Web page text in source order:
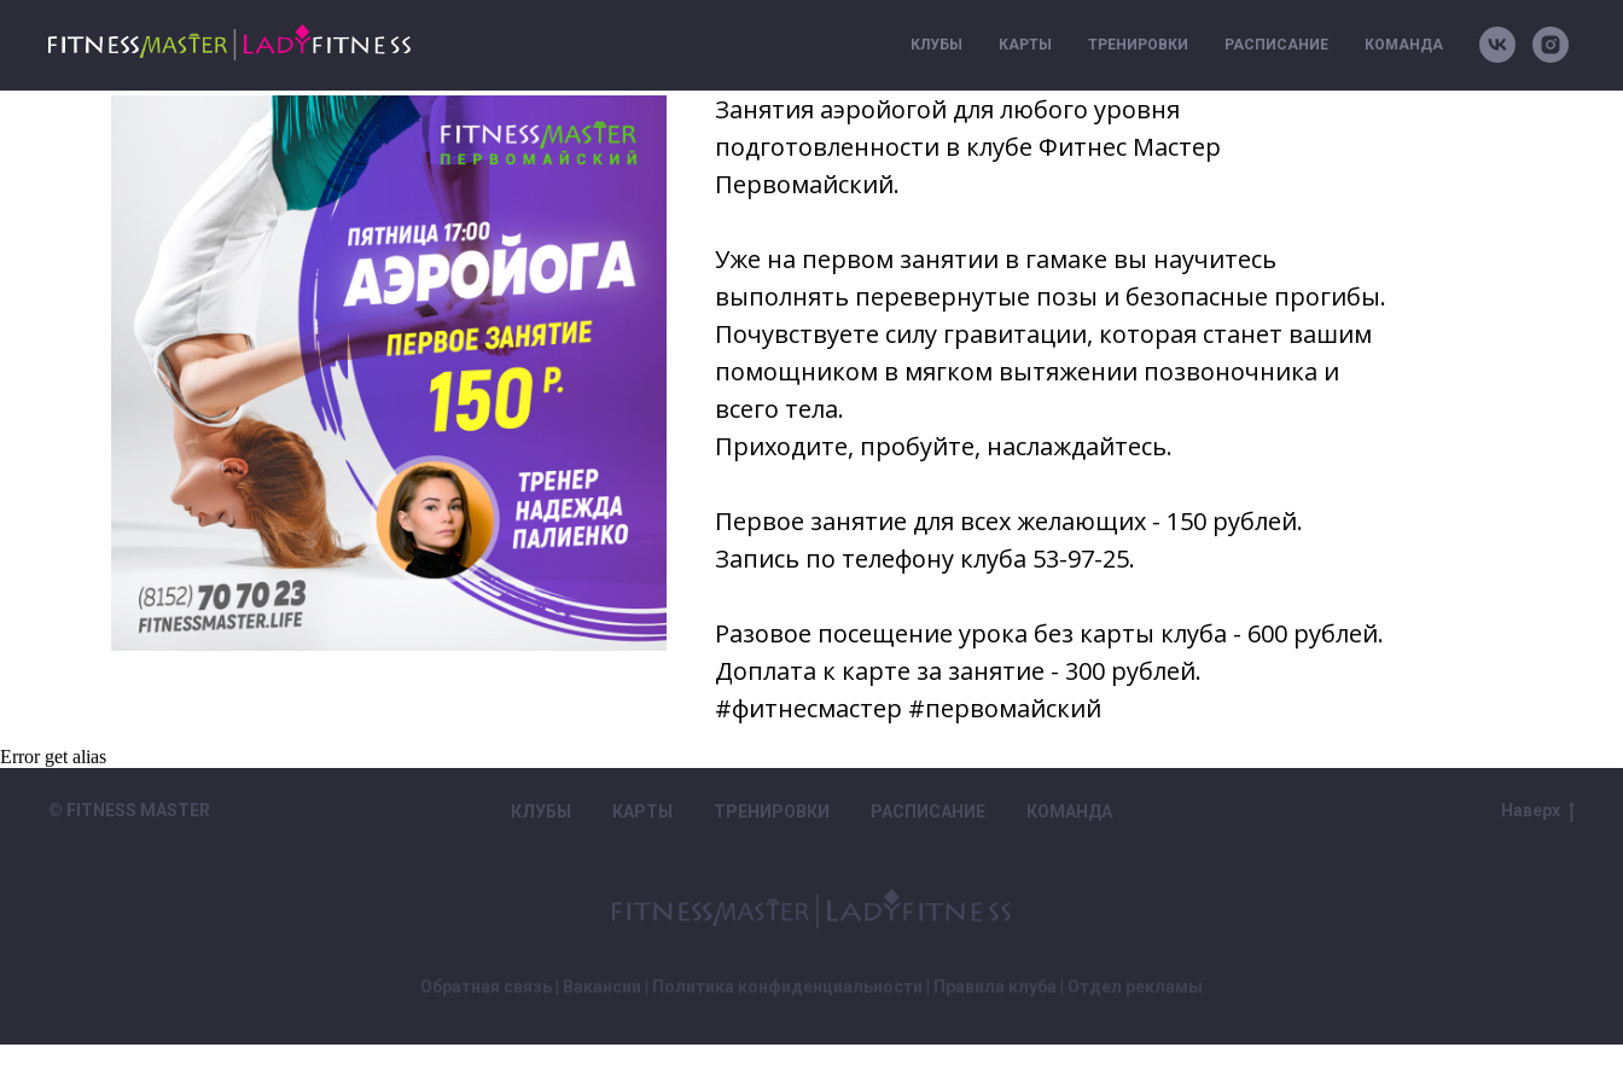
КЛУБЫ КАРТЫ ТРЕНИРОВКИ РАСПИСАНИЕ КОМАНДА
Занятия аэройогой для любого уровня
подготовленности в клубе Фитнес Мастер
Первомайский.
Уже на первом занятии в гамаке вы научитесь
выполнять перевернутые позы и безопасные прогибы.
Почувствуете силу гравитации, которая станет вашим
помощником в мягком вытяжении позвоночника и
всего тела.
Приходите, пробуйте, наслаждайтесь.
Первое занятие для всех желающих - 150 рублей.
Запись по телефону клуба 53-97-25.
Разовое посещение урока без карты клуба - 600 рублей.
Доплата к карте за занятие - 300 рублей.
#фитнесмастер #первомайский
Error get alias
© FITNESS MASTER КЛУБЫ КАРТЫ ТРЕНИРОВКИ РАСПИСАНИЕ КОМАНДА Наверх
Обратная связь Вакансии Политика конфиденциальности Правила клуба Отдел рекламы